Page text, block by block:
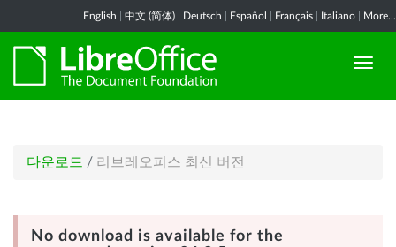
English 中文 (简体) Deutsch Español Français Italiano More...
다운로드 / 리브레오피스 최신 버전
No download is available for the